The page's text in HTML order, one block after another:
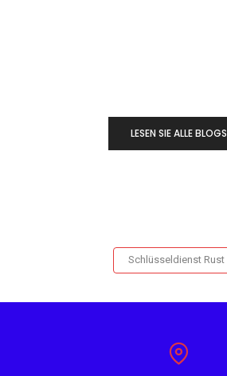
LESEN SIE ALLE BLOGS
Schlüsseldienst Rust